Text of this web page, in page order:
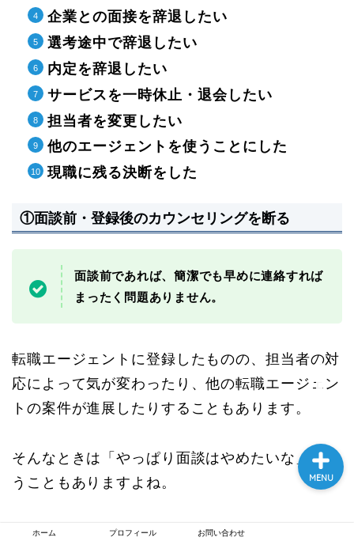
企業との面接を辞退したい
選考途中で辞退したい
内定を辞退したい
サービスを一時休止・退会したい
担当者を変更したい
他のエージェントを使うことにした
現職に残る決断をした
①面談前・登録後のカウンセリングを断る
面談前であれば、簡潔でも早めに連絡すれば
まったく問題ありません。
転職エージェントに登録したものの、担当者の対
応によって気が変わったり、他の転職エージェン
トの案件が進展したりすることもあります。
そんなときは「やっぱり面談はやめたいな」と思
うこともありますよね。
私も以前、登録後の面談をキャンセルさせてもら
ホーム プロフィール お問い合わせ
MENU
お問い合わせ